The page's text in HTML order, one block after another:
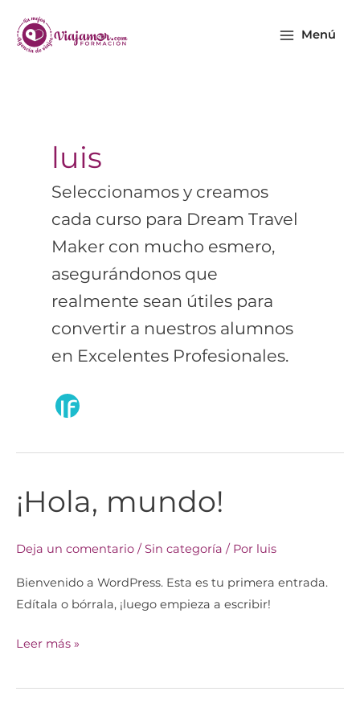
contenido
Menu
Menú
luis
Seleccionamos y creamos
cada curso para Dream Travel
Maker con mucho esmero,
asegurándonos que
realmente sean útiles para
convertir a nuestros alumnos
en Excelentes Profesionales.
¡Hola, mundo!
Deja un comentario / Sin categoría / Por luis
Bienvenido a WordPress. Esta es tu primera entrada.
Edítala o bórrala, ¡luego empieza a escribir!
¡Hola,
mundo!
Leer más »